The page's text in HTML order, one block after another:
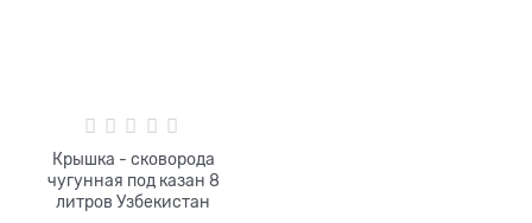
Крышка - сковорода
чугунная под казан 8
литров Узбекистан